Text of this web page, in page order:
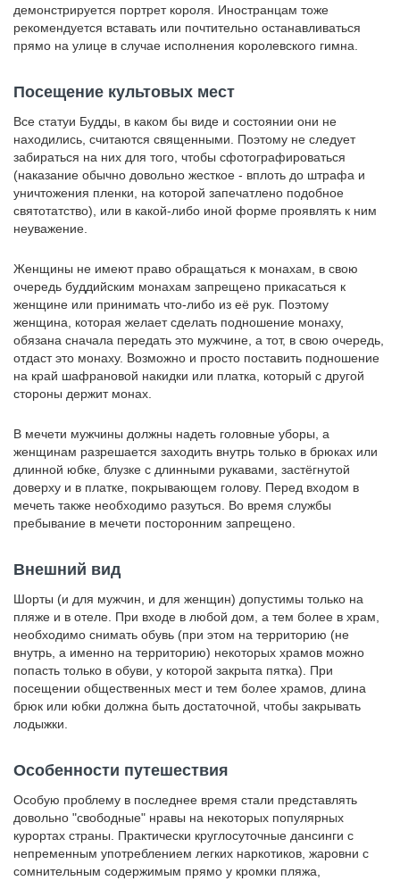
демонстрируется портрет короля. Иностранцам тоже
рекомендуется вставать или почтительно останавливаться
прямо на улице в случае исполнения королевского гимна.
Посещение культовых мест
Все статуи Будды, в каком бы виде и состоянии они не
находились, считаются священными. Поэтому не следует
забираться на них для того, чтобы сфотографироваться
(наказание обычно довольно жесткое - вплоть до штрафа и
уничтожения пленки, на которой запечатлено подобное
святотатство), или в какой-либо иной форме проявлять к ним
неуважение.
Женщины не имеют право обращаться к монахам, в свою
очередь буддийским монахам запрещено прикасаться к
женщине или принимать что-либо из её рук. Поэтому
женщина, которая желает сделать подношение монаху,
обязана сначала передать это мужчине, а тот, в свою очередь,
отдаст это монаху. Возможно и просто поставить подношение
на край шафрановой накидки или платка, который с другой
стороны держит монах.
В мечети мужчины должны надеть головные уборы, а
женщинам разрешается заходить внутрь только в брюках или
длинной юбке, блузке с длинными рукавами, застёгнутой
доверху и в платке, покрывающем голову. Перед входом в
мечеть также необходимо разуться. Во время службы
пребывание в мечети посторонним запрещено.
Внешний вид
Шорты (и для мужчин, и для женщин) допустимы только на
пляже и в отеле. При входе в любой дом, а тем более в храм,
необходимо снимать обувь (при этом на территорию (не
внутрь, а именно на территорию) некоторых храмов можно
попасть только в обуви, у которой закрыта пятка). При
посещении общественных мест и тем более храмов, длина
брюк или юбки должна быть достаточной, чтобы закрывать
лодыжки.
Особенности путешествия
Особую проблему в последнее время стали представлять
довольно "свободные" нравы на некоторых популярных
курортах страны. Практически круглосуточные дансинги с
непременным употреблением легких наркотиков, жаровни с
сомнительным содержимым прямо у кромки пляжа,